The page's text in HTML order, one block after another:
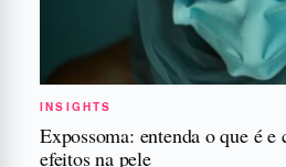
INSIGHTS
Expossoma: entenda o que é e
efeitos na pele